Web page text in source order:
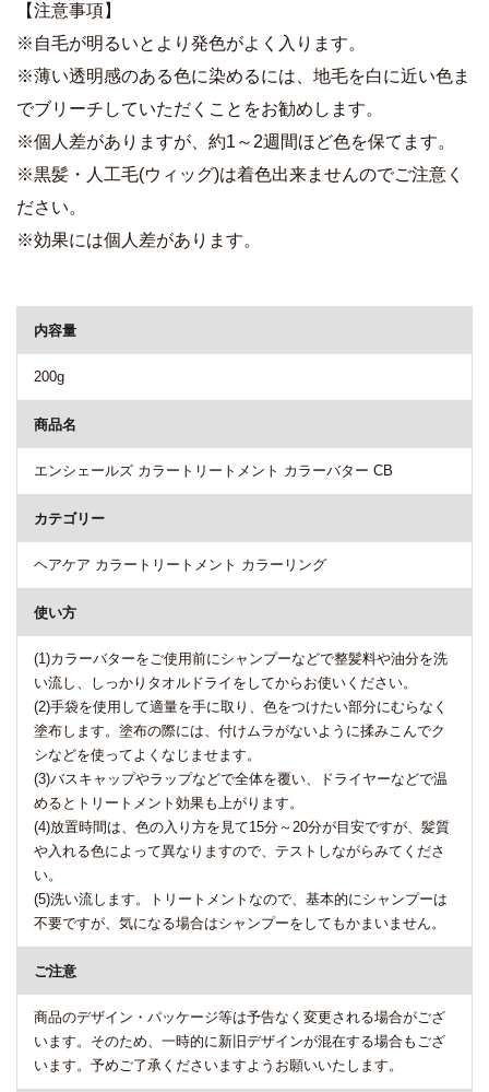
【注意事項】
※自毛が明るいとより発色がよく入ります。
※薄い透明感のある色に染めるには、地毛を白に近い色ま
でブリーチしていただくことをお勧めします。
※個人差がありますが、約1～2週間ほど色を保てます。
※黒髪・人工毛(ウィッグ)は着色出来ませんのでご注意く
ださい。
※効果には個人差があります。
内容量
200g
商品名
エンシェールズ カラートリートメント カラーバター CB
カテゴリー
ヘアケア カラートリートメント カラーリング
使い方
(1)カラーバターをご使用前にシャンプーなどで整髪料や油分を洗
い流し、しっかりタオルドライをしてからお使いください。
(2)手袋を使用して適量を手に取り、色をつけたい部分にむらなく
塗布します。塗布の際には、付けムラがないように揉みこんでク
シなどを使ってよくなじませます。
(3)バスキャップやラップなどで全体を覆い、ドライヤーなどで温
めるとトリートメント効果も上がります。
(4)放置時間は、色の入り方を見て15分～20分が目安ですが、髪質
や入れる色によって異なりますので、テストしながらみてくださ
い。
(5)洗い流します。トリートメントなので、基本的にシャンプーは
不要ですが、気になる場合はシャンプーをしてもかまいません。
ご注意
商品のデザイン・パッケージ等は予告なく変更される場合がござ
います。そのため、一時的に新旧デザインが混在する場合もござ
います。予めご了承くださいますようお願いいたします。